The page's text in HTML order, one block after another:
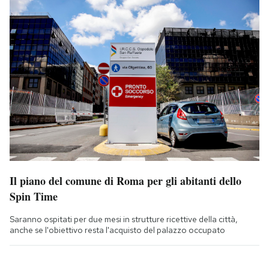
Il piano del comune di Roma per gli abitanti dello
Spin Time
Saranno ospitati per due mesi in strutture ricettive della città,
anche se l'obiettivo resta l'acquisto del palazzo occupato